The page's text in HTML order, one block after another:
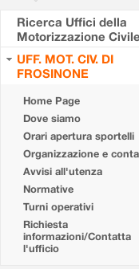
Ricerca Uffici della
Motorizzazione Civile
UFF. MOT. CIV. DI
FROSINONE
Home Page
Dove siamo
Orari apertura sportelli
Organizzazione e
Avvisi all'utenza
Normative
Turni operativi
Richiesta
informazioni/Contatta
l'ufficio